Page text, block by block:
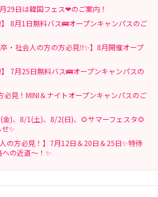
29日は韓国フェス❤のご案内！
】 8月1日無料バス🚌オープンキャンパスのご
・社会人の方の方必見‼✨】8月開催オープ
】 7月25日無料バス🚌オープンキャンパスの
見！MINI＆ナイトオープンキャンパスのご
金)、8/1(土)、8/2(日)、🌻サマーフェスタ🌻
✨
の方必見！】7月12日＆20日＆25日✨特待
の近道～！✨